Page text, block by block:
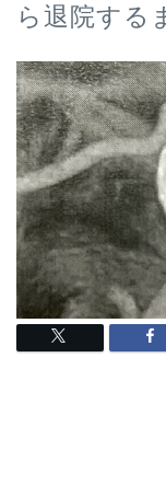
ら退院する